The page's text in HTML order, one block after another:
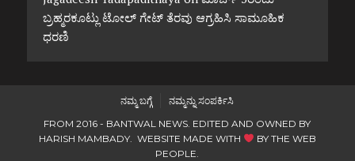
ಬ್ರಹ್ಮರಕೂಟ್ಲು ಟೋಲ್ ಗೇಟ್ ತೆರವು ಆಗ್ರಹಿಸಿ ಸಾಮೂಹಿಕ
ಧರಣಿ
ನಮ್ಮ ಬಗ್ಗೆ
ನಮ್ಮನ್ನು ಸಂಪರ್ಕಿಸಿ
FROM 2016 - BANTWAL NEWS. EDITED AND OWNED BY
HARISH MAMBADY. WEBSITE MADE WITH
BY THE WEB
PEOPLE.